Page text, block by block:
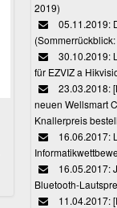
2019)
05.11.2019:
30.10.2019:
für EZVIZ a
23.03.2018:
neuen Wellsmart
Knallerpreis
16.06.2017:
16.05.2017:
Bluetooth-
11.04.2017: